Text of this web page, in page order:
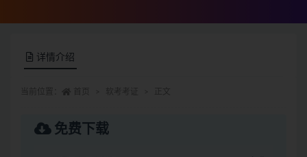
详情介绍
免费下载